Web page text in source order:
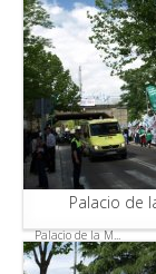
Palacio de
Palacio de la M...